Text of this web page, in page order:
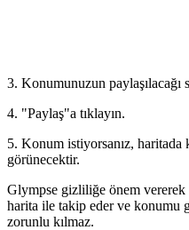
3. Konumunuzun paylaşılacağı
4. "Paylaş"a tıklayın.
5. Konum istiyorsanız,
görünecektir.
Glympse gizliliğe önem
harita ile takip eder ve konumu
zorunlu kılmaz.